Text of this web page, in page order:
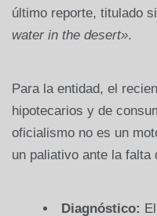
último reporte, titulado
water in the desert».
Para la entidad, el
hipotecarios y de
oficialismo no es un
un paliativo ante la falta
Diagnóstico: